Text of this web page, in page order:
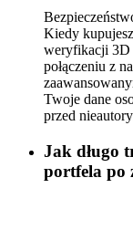
Kiedy
weryfikacji 3D
połączeniu z
Twoje dane
przed
Jak długo
portfela po